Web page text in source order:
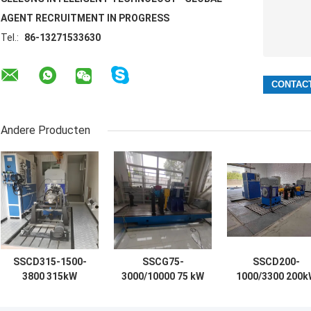
AGENT RECRUITMENT IN PROGRESS
Tel.:
86-13271533630
Andere Producten
SSCD315-1500-
3800 315kW
SSCG75-
3000/10000 75 kW
SSCD200-
1000/3300